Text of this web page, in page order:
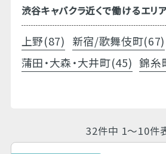
渋谷キャバクラ近くで働けるエリ
上野(87) 新宿/歌舞伎町(67)
蒲田・大森・大井町(45) 錦糸
32件中 1～10件